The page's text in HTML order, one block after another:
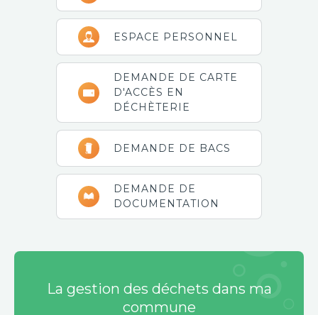
ESPACE PERSONNEL
DEMANDE DE CARTE
D'ACCÈS EN
DÉCHÈTERIE
DEMANDE DE BACS
DEMANDE DE
DOCUMENTATION
La gestion des déchets dans ma
commune